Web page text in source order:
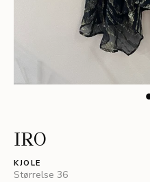
IRO
KJOLE
Størrelse 36